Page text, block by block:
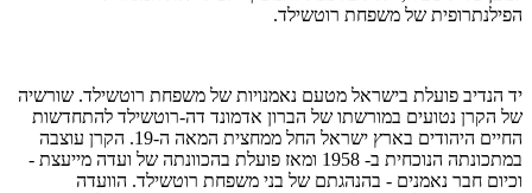
הפילנתרופית של משפחת רוטשילד.
יד הנדיב פועלת בישראל מטעם נאמנויות של משפחת רוטשילד. שורשיה
של הקרן נטועים במורשתו של הברון אדמונד דה-רוטשילד להתחדשות
החיים היהודים בארץ ישראל החל ממחצית המאה ה-19. הקרן עוצבה
במתכונתה הנוכחית ב- 1958 ומאז פועלת בהכוונתה של ועדה מייעצת -
וכיום חבר נאמנים - בהנהגתם של בני משפחת רוטשילד. הוועדה